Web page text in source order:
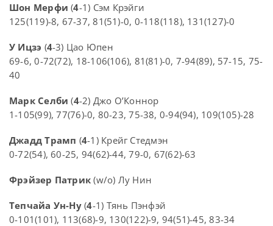
Шон Мерфи (4-1) Сэм Крэйги
125(119)-8, 67-37, 81(51)-0, 0-118(118), 131(127)-0
У Ицзэ (4-3) Цао Юпен
69-6, 0-72(72), 18-106(106), 81(81)-0, 7-94(89), 57-15, 75-
40
Марк Селби (4-2) Джо О’Коннор
1-105(99), 77(76)-0, 80-23, 75-38, 0-94(94), 109(105)-28
Джадд Трамп (4-1) Крейг Стедмэн
0-72(54), 60-25, 94(62)-44, 79-0, 67(62)-63
Фрэйзер Патрик (w/o) Лу Нин
Тепчайа Ун-Ну(4-1) Тянь Пэнфэй
0-101(101), 113(68)-9, 130(122)-9, 94(51)-45, 83-34